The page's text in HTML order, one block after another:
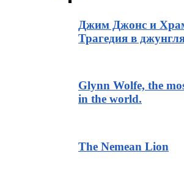
Джим Джонс и
Трагедия в
Glynn Wolfe, the
in the world.
The Nemean Lion